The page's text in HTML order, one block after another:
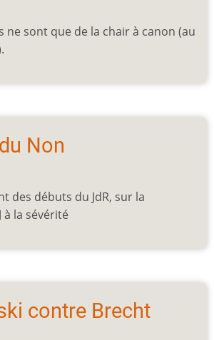
ne sont que de la chair à canon (au
Non
des débuts du JdR, sur la
à la sévérité
contre Brecht